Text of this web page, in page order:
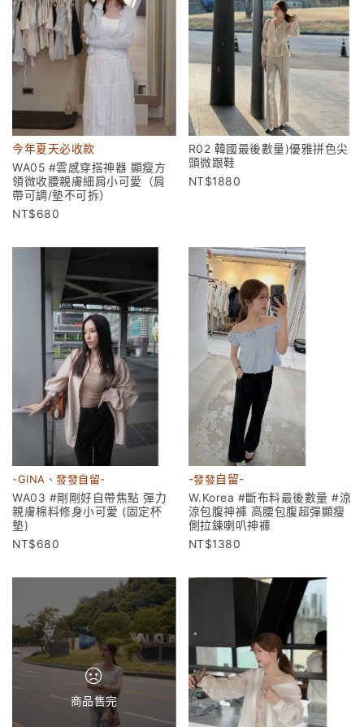
今年夏天必收款
WA05 #雲感穿搭神器 顯瘦方
領微收腰親膚細肩小可愛（肩
帶可調/墊不可拆）
680
R02 韓國最後數量)優雅拼色尖
頭微跟鞋
1880
-GINA、發發自留-
WA03 #剛剛好自帶焦點 彈力
親膚棉料修身小可愛 (固定杯
墊)
680
-發發自留-
W.Korea #斷布料最後數量 #涼
涼包腹神褲 高腰包腹超彈顯瘦
側拉鍊喇叭神褲
1380
商品售完